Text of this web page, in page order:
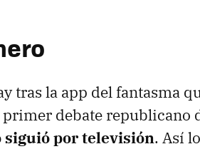
tras la app del fantasma
debate republicano
siguió por televisión. Así